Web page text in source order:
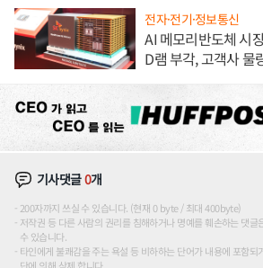
전자·전기·정보통신
AI 메모리반도체 시
D램 부각, 고객사 물
기사댓글0개
200자까지 쓰실 수 있습니다. (현재 0 byte / 최대 400byte)
저작권 등 다른 사람의 권리를 침해하거나 명예를 훼손하는 댓글
수 있습니다.
타인에게 불쾌감을 주는 욕설 등 비하하는 단어가 내용에 포함